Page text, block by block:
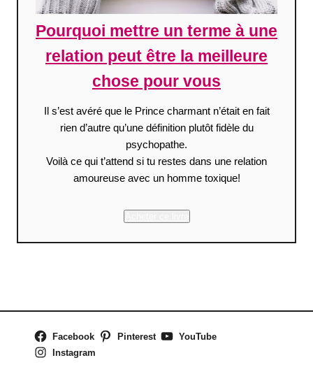
Pourquoi mettre un terme à une
relation peut être la meilleure
chose pour vous
Il s’est avéré que le Prince charmant n’était en fait
rien d’autre qu’une définition plutôt fidèle du
psychopathe.
Voilà ce qui t’attend si tu restes dans une relation
amoureuse avec un homme toxique!
Facebook Pinterest
YouTube
Instagram